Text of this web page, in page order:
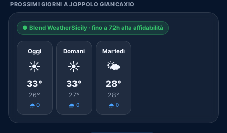
PROSSIMI GIORNI A JOPPOLO GIANCAXIO
● Blend WeatherSicily · fino a 72h alta affidabilità
Oggi
☀️
33°
26°
🌧️ 0
Domani
☀️
33°
27°
🌧️ 0
Martedì
🌤️
28°
28°
🌧️ 0